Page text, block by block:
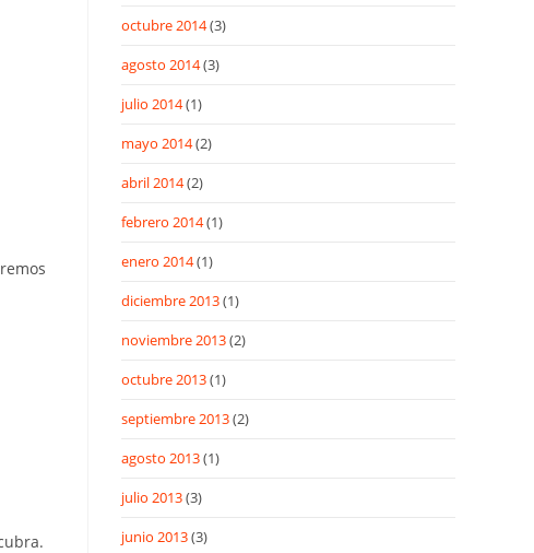
octubre 2014(3)
agosto 2014(3)
julio 2014(1)
mayo 2014(2)
abril 2014(2)
febrero 2014(1)
enero 2014(1)
diciembre 2013(1)
noviembre 2013(2)
octubre 2013(1)
septiembre 2013(2)
agosto 2013(1)
julio 2013(3)
junio 2013(3)